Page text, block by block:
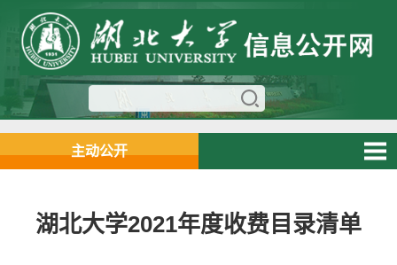
主动公开
湖北大学2021年度收费目录清单